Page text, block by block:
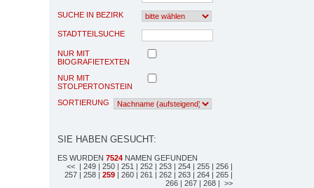
SUCHE IN BEZIRK
STADTTEILSUCHE
NUR MIT
BIOGRAFIETEXTEN
NUR MIT
STOLPERTONSTEIN
SORTIERUNG
SIE HABEN GESUCHT:
ES WURDEN 7524 NAMEN GEFUNDEN
<< | 249 | 250 | 251 | 252 | 253 | 254 | 255 | 256 |
257 | 258 | 259 | 260 | 261 | 262 | 263 | 264 | 265 |
266 | 267 | 268 | >>